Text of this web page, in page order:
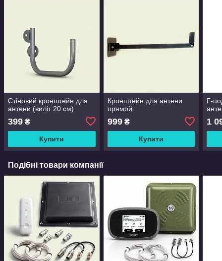
Стіновий кронштейн для
антени (виліт 20 см)
399 ₴
Купити
Кронштейн для антени
прямой
999₴
Купити
Г-
1
Подібні товари компанії